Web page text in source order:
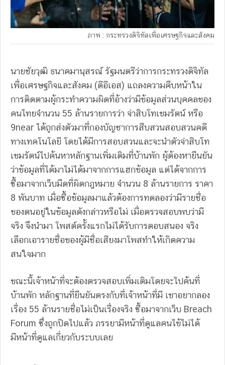
ภาพ : กระทรวงดิจิทัลเพื่อเศรษฐกิจและสังคม
นายชัยวุฒิ ธนาคมานุสรณ์ รัฐมนตรีว่าการกระทรวงดิจิทัล
เพื่อเศรษฐกิจและสังคม (ดีอีเอส) แถลงความคืบหน้าใน
การติดตามผู้กระทำความผิดที่อ้างว่ามีข้อมูลส่วนบุคคลของ
คนไทยจำนวน 55 ล้านรายการว่า จ่าสิบโทเขมรัตน์ หรือ
9near ได้ถูกส่งตัวมาที่กองบัญชาการสืบสวนสอบสวนคดี
ทางเทคโนโลยี โดยได้มีการสอบสวนและจะนำตัวจ่าสิบโท
เขมรัตน์ไปค้นหาหลักฐานเพิ่มเติมที่บ้านพัก ผู้ต้องหายืนยัน
ว่าข้อมูลที่ได้มาไม่ได้มาจากการแฮกข้อมูล แต่ได้จากการ
ซื้อมาจากเว็บมืดที่ผิดกฎหมาย จำนวน 8 ล้านรายการ ราคา
8 พันบาท เมื่อซื้อข้อมูลมาแล้วต้องการทดลองว่ามีรายชื่อ
ของตนอยู่ในข้อมูลดังกล่าวหรือไม่ เมื่อตรวจสอบพบว่ามี
จริง จึงนำมา โพสต์ครั้งแรกไม่ได้รับการตอบสนอง จริง
เลือกเอารายชื่อของผู้มีชื่อเสียงมาโพสทำให้เกิดความ
สนใจมาก
ขณะนี้เจ้าหน้าที่จะต้องตรวจสอบเพิ่มเติมโดยจะไปค้นที่
บ้านพัก หลักฐานที่ยืนยันตรงกับที่เจ้าหน้าที่มี เขาอยากลอง
เรื่อง 55 ล้านรายชื่อไม่เป็นเรื่องจริง ซื้อมาจากเว็บ Breach
Forum ซึ่งถูกปิดไปแล้ว ภรรยามีหน้าที่ดูแลคนไข้ไม่ได้
มีหน้าที่ดูแลเกี่ยวกับระบบเลย